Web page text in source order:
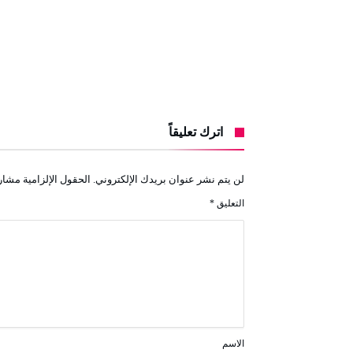
اترك تعليقاً
لن يتم نشر عنوان بريدك الإلكتروني. الحقول الإلزامية مشار
التعليق *
الاسم